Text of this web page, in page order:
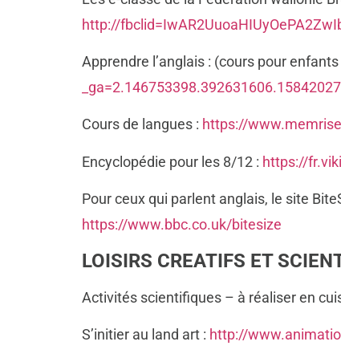
http://
Apprendre l’anglais : (cours pour
Cours de langues : https://
Encyclopédie pour les 8/12 : https://
Pour ceux qui parlent anglais, le site
https://www.bbc.co.uk/bitesize
LOISIRS CREATIFS ET
Activités scientifiques – à réaliser en
S’initier au land art : http://